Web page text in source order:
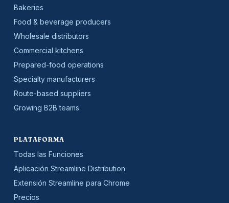
Bakeries
Food & beverage producers
Wholesale distributors
Commercial kitchens
Prepared-food operations
Specialty manufacturers
Route-based suppliers
Growing B2B teams
PLATAFORMA
Todas las Funciones
Aplicación Streamline Distribution
Extensión Streamline para Chrome
Precios